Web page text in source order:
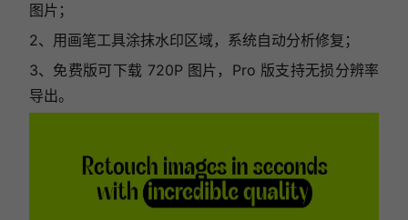
图片；
2、用画笔工具涂抹水印区域，系统自动分析修复；
3、免费版可下载 720P 图片，Pro 版支持无损分辨率
导出。